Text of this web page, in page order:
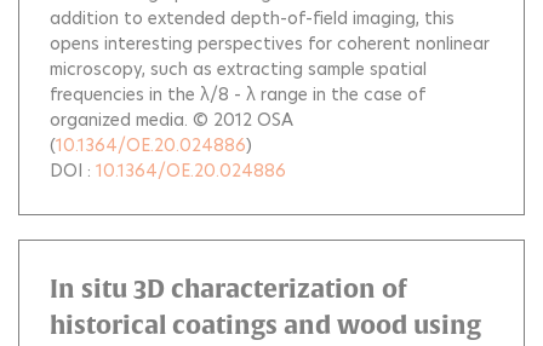
addition to extended depth-of-field imaging, this
opens interesting perspectives for coherent nonlinear
microscopy, such as extracting sample spatial
frequencies in the λ/8 - λ range in the case of
organized media. © 2012 OSA
(10.1364/OE.20.024886)
DOI : 10.1364/OE.20.024886
In situ 3D characterization of
historical coatings and wood using